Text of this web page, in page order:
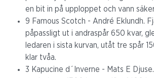
en bit in på upploppet och vann
9 Famous Scotch - André Eklundh.
påpassligt ut i andraspår 650 kvar,
ledaren i sista kurvan, utåt tre spår
klar tvåa.
3 Kapucine d´Inverne - Mats E